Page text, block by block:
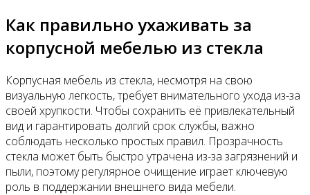
Как правильно ухаживать за
корпусной мебелью из стекла
Корпусная мебель из стекла, несмотря на свою
визуальную легкость, требует внимательного ухода из-за
своей хрупкости. Чтобы сохранить её привлекательный
вид и гарантировать долгий срок службы, важно
соблюдать несколько простых правил. Прозрачность
стекла может быть быстро утрачена из-за загрязнений и
пыли, поэтому регулярное очищение играет ключевую
роль в поддержании внешнего вида мебели.